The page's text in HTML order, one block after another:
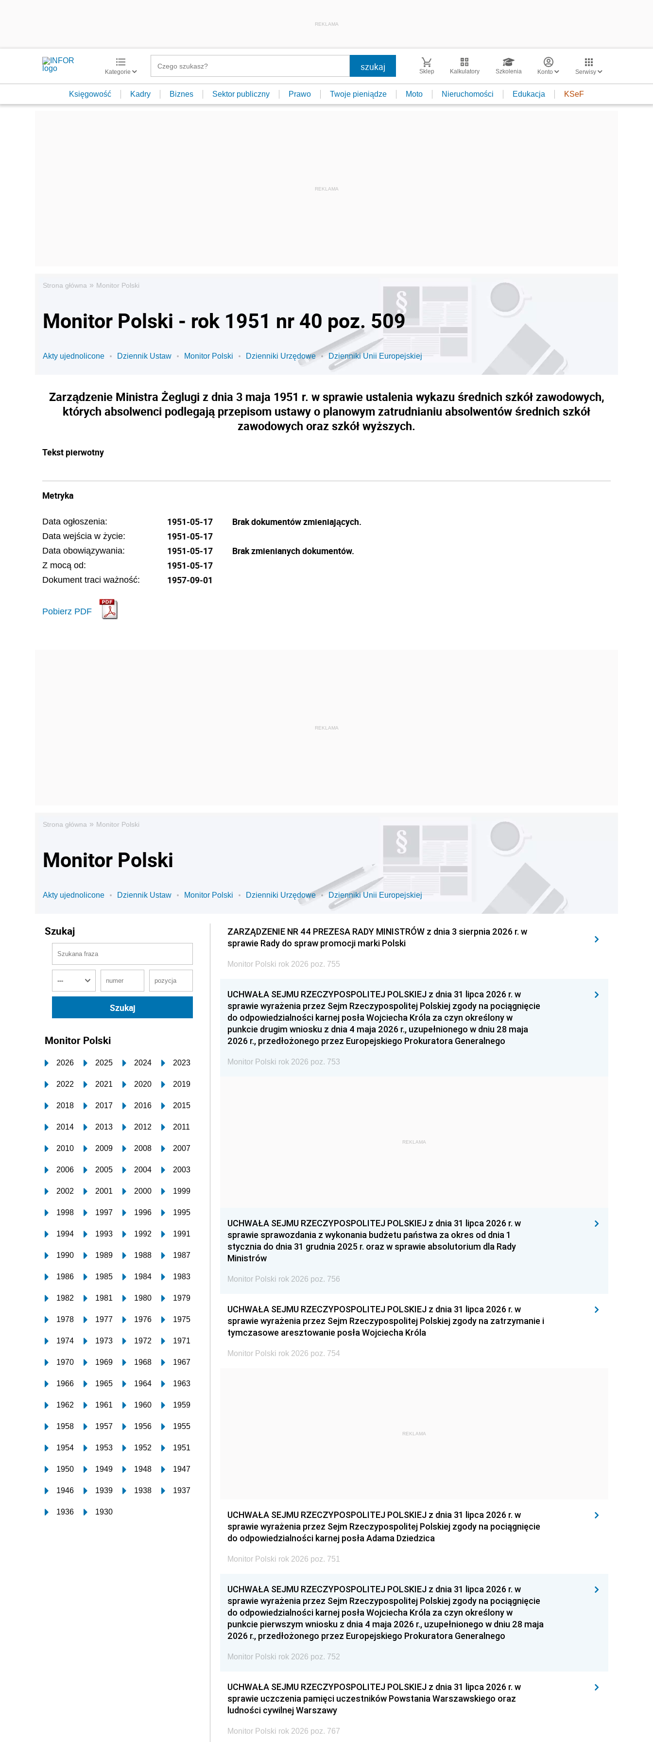
REKLAMA
Kategorie Sklep Kalkulatory Szkolenia Konto Serwisy
Księgowość Kadry Biznes Sektor publiczny Prawo Twoje pieniądze Moto Nieruchomości Edukacja KSeF
Strona główna » Monitor Polski
Monitor Polski - rok 1951 nr 40 poz. 509
Akty ujednolicone Dziennik Ustaw Monitor Polski Dzienniki Urzędowe Dzienniki Unii Europejskiej
Zarządzenie Ministra Żeglugi z dnia 3 maja 1951 r. w sprawie ustalenia wykazu średnich szkół zawodowych,
których absolwenci podlegają przepisom ustawy o planowym zatrudnianiu absolwentów średnich szkół
zawodowych oraz szkół wyższych.
Tekst pierwotny
Metryka
Data ogłoszenia: 1951-05-17
Data wejścia w życie: 1951-05-17
Data obowiązywania: 1951-05-17
Z mocą od: 1951-05-17
Dokument traci ważność: 1957-09-01
Pobierz PDF
Brak dokumentów zmieniających.
Brak zmienianych dokumentów.
Strona główna » Monitor Polski
Monitor Polski
Akty ujednolicone Dziennik Ustaw Monitor Polski Dzienniki Urzędowe Dzienniki Unii Europejskiej
Szukaj
Monitor Polski
2026 2025 2024 2023
2022 2021 2020 2019
2018 2017 2016 2015
2014 2013 2012 2011
2010 2009 2008 2007
2006 2005 2004 2003
2002 2001 2000 1999
1998 1997 1996 1995
1994 1993 1992 1991
1990 1989 1988 1987
1986 1985 1984 1983
1982 1981 1980 1979
1978 1977 1976 1975
1974 1973 1972 1971
1970 1969 1968 1967
1966 1965 1964 1963
1962 1961 1960 1959
1958 1957 1956 1955
1954 1953 1952 1951
1950 1949 1948 1947
1946 1939 1938 1937
1936 1930
ZARZĄDZENIE NR 44 PREZESA RADY MINISTRÓW z dnia 3 sierpnia 2026 r. w
sprawie Rady do spraw promocji marki Polski
Monitor Polski rok 2026 poz. 755
UCHWAŁA SEJMU RZECZYPOSPOLITEJ POLSKIEJ z dnia 31 lipca 2026 r. w
sprawie wyrażenia przez Sejm Rzeczypospolitej Polskiej zgody na pociągnięcie
do odpowiedzialności karnej posła Wojciecha Króla za czyn określony w
punkcie drugim wniosku z dnia 4 maja 2026 r., uzupełnionego w dniu 28 maja
2026 r., przedłożonego przez Europejskiego Prokuratora Generalnego
Monitor Polski rok 2026 poz. 753
REKLAMA
UCHWAŁA SEJMU RZECZYPOSPOLITEJ POLSKIEJ z dnia 31 lipca 2026 r. w
sprawie sprawozdania z wykonania budżetu państwa za okres od dnia 1
stycznia do dnia 31 grudnia 2025 r. oraz w sprawie absolutorium dla Rady
Ministrów
Monitor Polski rok 2026 poz. 756
UCHWAŁA SEJMU RZECZYPOSPOLITEJ POLSKIEJ z dnia 31 lipca 2026 r. w
sprawie wyrażenia przez Sejm Rzeczypospolitej Polskiej zgody na zatrzymanie i
tymczasowe aresztowanie posła Wojciecha Króla
Monitor Polski rok 2026 poz. 754
REKLAMA
UCHWAŁA SEJMU RZECZYPOSPOLITEJ POLSKIEJ z dnia 31 lipca 2026 r. w
sprawie wyrażenia przez Sejm Rzeczypospolitej Polskiej zgody na pociągnięcie
do odpowiedzialności karnej posła Adama Dziedzica
Monitor Polski rok 2026 poz. 751
UCHWAŁA SEJMU RZECZYPOSPOLITEJ POLSKIEJ z dnia 31 lipca 2026 r. w
sprawie wyrażenia przez Sejm Rzeczypospolitej Polskiej zgody na pociągnięcie
do odpowiedzialności karnej posła Wojciecha Króla za czyn określony w
punkcie pierwszym wniosku z dnia 4 maja 2026 r., uzupełnionego w dniu 28 maja
2026 r., przedłożonego przez Europejskiego Prokuratora Generalnego
Monitor Polski rok 2026 poz. 752
UCHWAŁA SEJMU RZECZYPOSPOLITEJ POLSKIEJ z dnia 31 lipca 2026 r. w
sprawie uczczenia pamięci uczestników Powstania Warszawskiego oraz
ludności cywilnej Warszawy
Monitor Polski rok 2026 poz. 767